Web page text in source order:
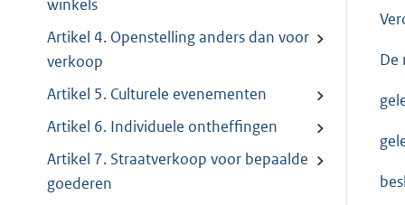
winkels
Artikel 4. Openstelling anders dan voor
verkoop
Artikel 5. Culturele evenementen
Artikel 6. Individuele ontheffingen
Artikel 7. Straatverkoop voor bepaalde
goederen
De